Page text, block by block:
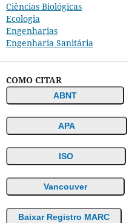
Ciências Biológicas
Ecologia
Engenharias
Engenharia Sanitária
COMO CITAR
ABNT
APA
ISO
Vancouver
Baixar Registro MARC